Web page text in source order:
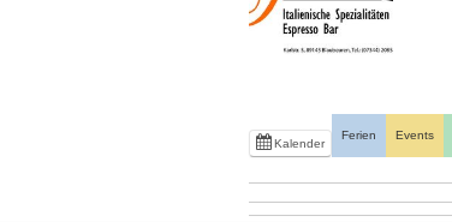
Kalender
Ferien Events